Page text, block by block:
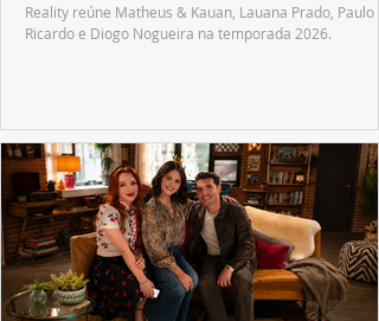
Reality reúne Matheus & Kauan, Lauana Prado, Paulo
Ricardo e Diogo Nogueira na temporada 2026.